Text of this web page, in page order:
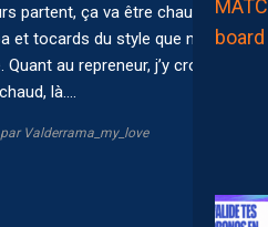
partent, ça va être chaud.
et tocards du style que nous
au repreneur, j’y crois
là….
Valderrama_my_love